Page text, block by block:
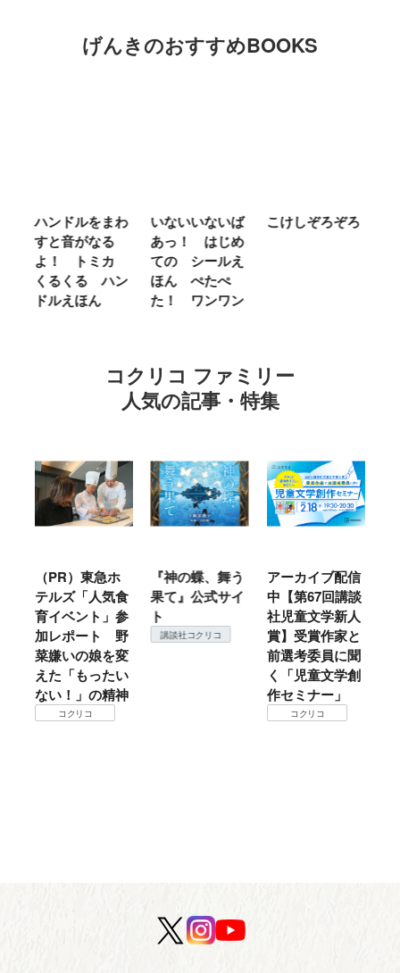
げんきのおすすめBOOKS
ハンドルをまわ
すと音がなる
よ！ トミカ
くるくる ハン
ドルえほん
いないいないば
あっ！ はじめ
ての シールえ
ほん ぺたぺ
た！ ワンワン
こけしぞろぞろ
コクリコ ファミリー
人気の記事・特集
（PR）東急ホ
テルズ「人気食
育イベント」参
加レポート 野
菜嫌いの娘を変
えた「もったい
ない！」の精神
コクリコ
『神の蝶、舞う
果て』公式サイ
ト
講談社コクリコ
アーカイブ配信
中【第67回講談
社児童文学新人
賞】受賞作家と
前選考委員に聞
く「児童文学創
作セミナー」
コクリコ